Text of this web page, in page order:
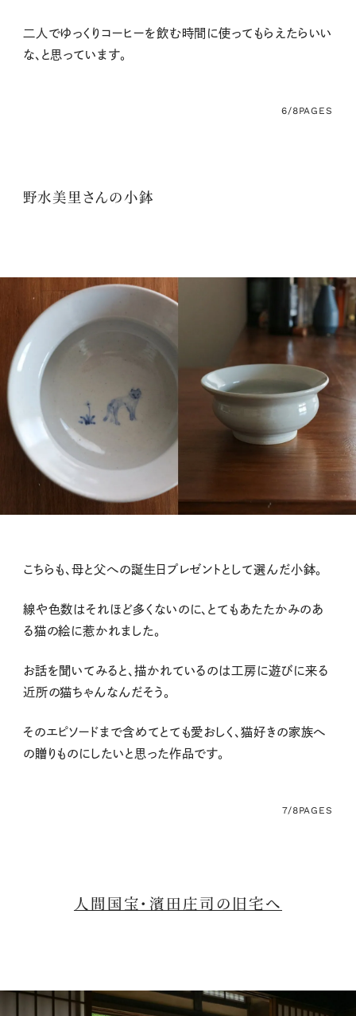
二人でゆっくりコーヒーを飲む時間に使ってもらえたらいい
な、と思っています。
6/8PAGES
野水美里さんの小鉢
こちらも、母と父への誕生日プレゼントとして選んだ小鉢。
線や色数はそれほど多くないのに、とてもあたたかみのあ
る猫の絵に惹かれました。
お話を聞いてみると、描かれているのは工房に遊びに来る
近所の猫ちゃんなんだそう。
そのエピソードまで含めてとても愛おしく、猫好きの家族へ
の贈りものにしたいと思った作品です。
7/8PAGES
人間国宝・濱田庄司の旧宅へ